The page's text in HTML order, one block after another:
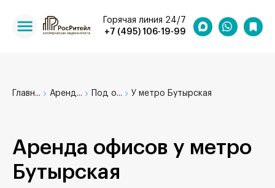
+7 (495) 106-19-99
Горячая линия 24/7
Главн... Аренд... Под о... У метро Бутырская
Аренда офисов у метро
Бутырская